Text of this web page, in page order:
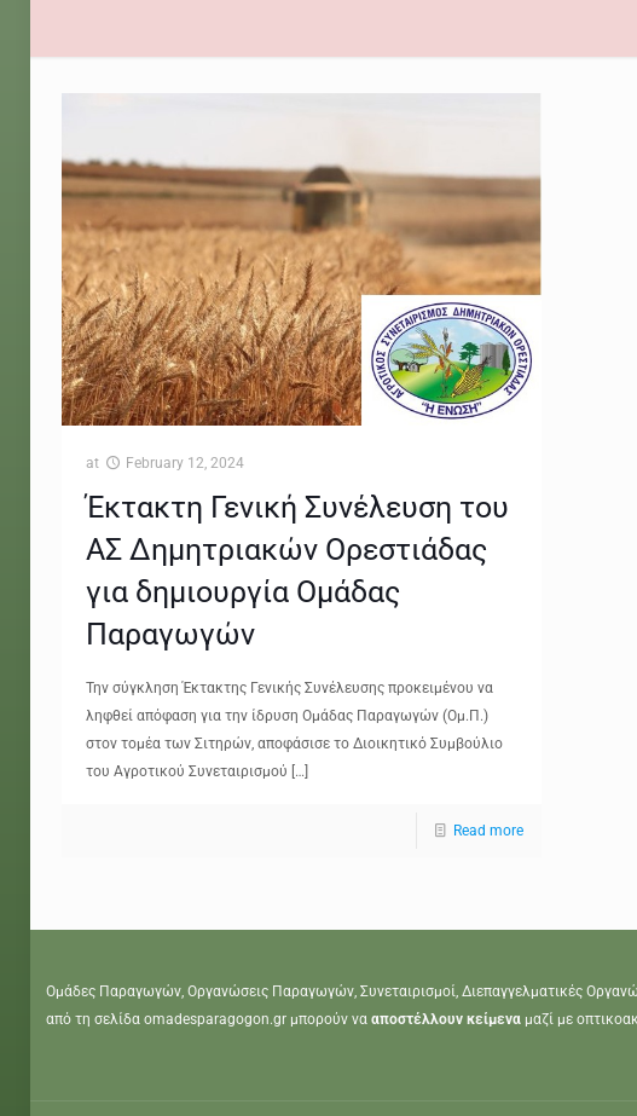
at February 12, 2024
Έκτακτη Γενική Συνέλευση του
ΑΣ Δημητριακών Ορεστιάδας
για δημιουργία Ομάδας
Παραγωγών
Την σύγκληση Έκτακτης Γενικής Συνέλευσης προκειμένου να
ληφθεί απόφαση για την ίδρυση Ομάδας Παραγωγών (Ομ.Π.)
στον τομέα των Σιτηρών, αποφάσισε το Διοικητικό Συμβούλιο
του Αγροτικού Συνεταιρισμού […]
Read more
Ομάδες Παραγωγών, Οργανώσεις Παραγωγών, Συνεταιρισμοί, Διεπαγγελματικές
από τη σελίδα omadesparagogon.gr μπορούν να αποστέλλουν κείμεναμαζί με